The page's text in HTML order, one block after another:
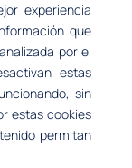
experiencia
que
por el
estas
sin
estas cookies
permitan